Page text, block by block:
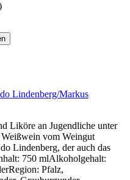
Lindenberg/Markus
Liköre an Jugendliche unter
vom Weingut
Lindenberg, der auch das
750 mlAlkoholgehalt:
Pfalz,